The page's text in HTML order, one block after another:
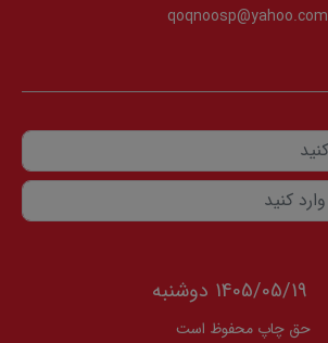
qoqnoosp@yahoo.com
1405/05/19 دوشنبه
حق چاپ محفوظ است